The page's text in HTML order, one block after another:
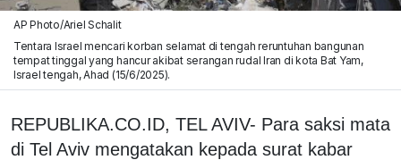
AP Photo/Ariel Schalit
Tentara Israel mencari korban selamat di tengah reruntuhan bangunan
tempat tinggal yang hancur akibat serangan rudal Iran di kota Bat Yam,
Israel tengah, Ahad (15/6/2025).
REPUBLIKA.CO.ID, TEL AVIV- Para saksi mata
di Tel Aviv mengatakan kepada surat kabar